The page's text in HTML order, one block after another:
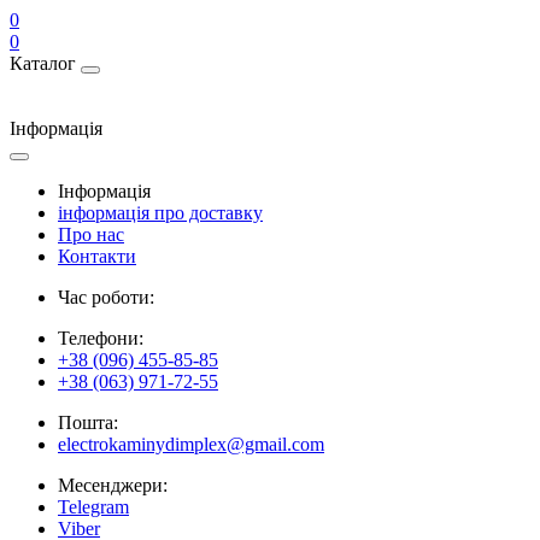
0
0
Каталог
Інформація
Інформація
інформація про доставку
Про нас
Контакти
Час роботи:
Телефони:
+38 (096) 455-85-85
+38 (063) 971-72-55
Пошта:
electrokaminydimplex@gmail.com
Месенджери:
Telegram
Viber